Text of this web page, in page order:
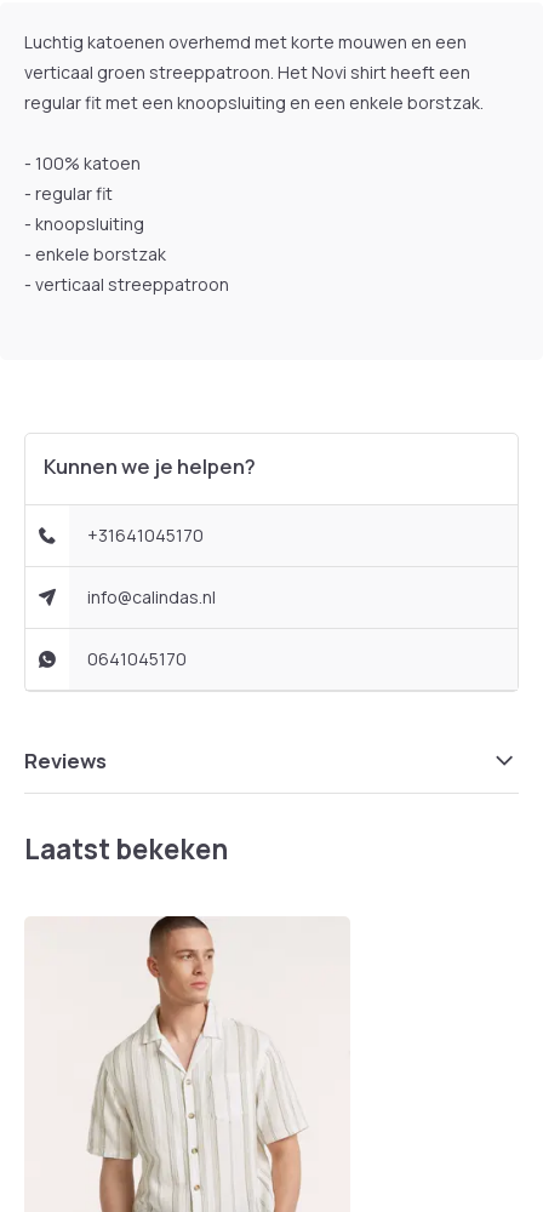
Luchtig katoenen overhemd met korte mouwen en een
verticaal groen streeppatroon. Het Novi shirt heeft een
regular fit met een knoopsluiting en een enkele borstzak.
- 100% katoen
- regular fit
- knoopsluiting
- enkele borstzak
- verticaal streeppatroon
Kunnen we je helpen?
+31641045170
info@calindas.nl
0641045170
Reviews
Laatst bekeken